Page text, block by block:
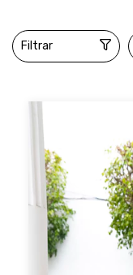
Filtrar